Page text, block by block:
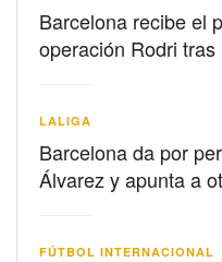
Barcelona recibe el
operación Rodri
LALIGA
Barcelona da por
Álvarez y apunta a
FÚTBOL INTERNACIONAL